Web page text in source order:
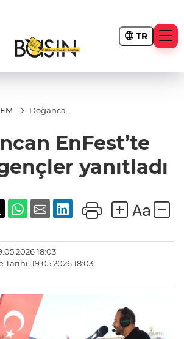
TR
Doğancan
gençler
yanıtladıEnFest’te
yanıtladı
18:03
19.05.2026 18:03